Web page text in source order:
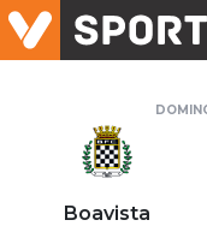
Boavista